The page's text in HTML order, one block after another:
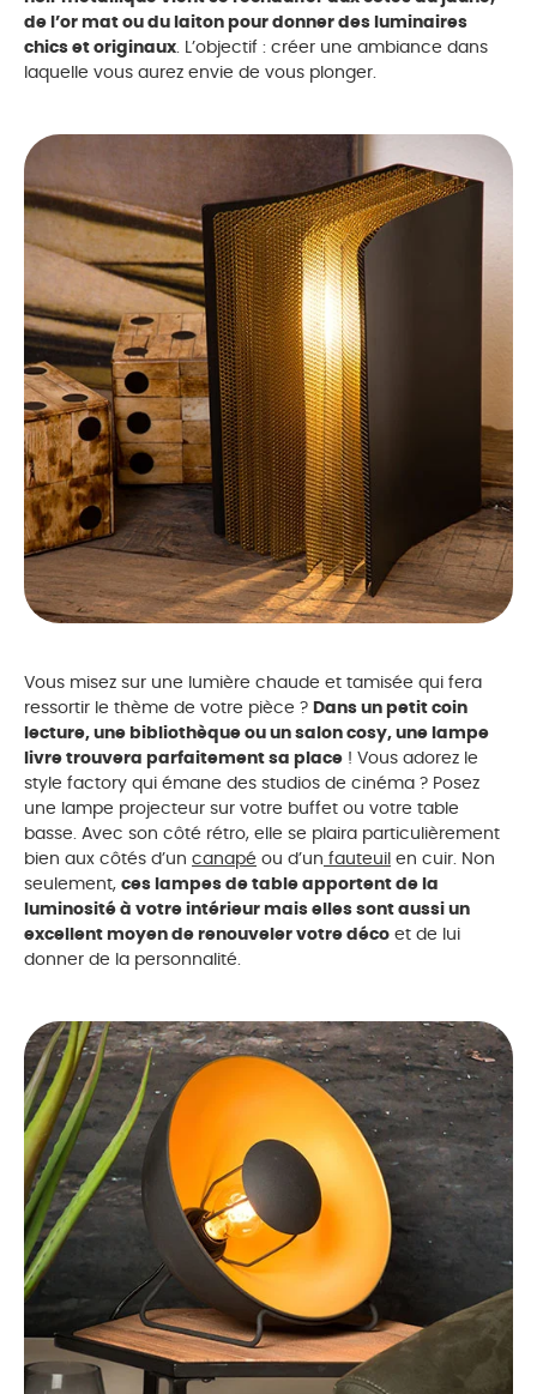
de l’or mat ou du laiton pour donner des luminaires
chics et originaux. L’objectif : créer une ambiance dans
laquelle vous aurez envie de vous plonger.
Vous misez sur une lumière chaude et tamisée qui fera
ressortir le thème de votre pièce ? Dans un petit coin
lecture, une bibliothèque ou un salon cosy, une lampe
livre trouvera parfaitement sa place ! Vous adorez le
style factory qui émane des studios de cinéma ? Posez
une lampe projecteur sur votre buffet ou votre table
basse. Avec son côté rétro, elle se plaira particulièrement
bien aux côtés d’un canapé ou d’un fauteuil en cuir. Non
seulement, ces lampes de table apportent de la
luminosité à votre intérieur mais elles sont aussi un
excellent moyen de renouveler votre déco et de lui
donner de la personnalité.